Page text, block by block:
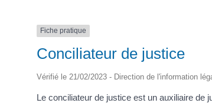
Fiche pratique
Conciliateur de justice
Vérifié le 21/02/2023 - Direction de l'information
Le conciliateur de justice est un auxiliaire de